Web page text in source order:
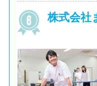
株式会社